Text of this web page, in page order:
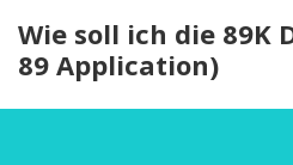
Wie soll ich die 89K
89 Application)